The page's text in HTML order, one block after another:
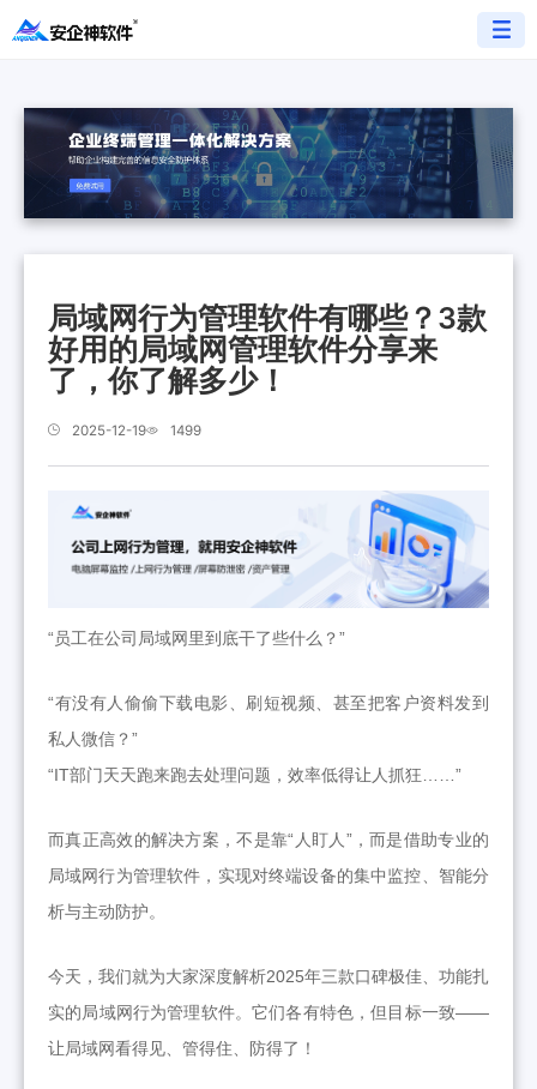
局域网行为管理软件有哪些？3款
好用的局域网管理软件分享来
了，你了解多少！
2025-12-19 1499
“员工在公司局域网里到底干了些什么？”
“有没有人偷偷下载电影、刷短视频、甚至把客户资料发到
私人微信？”
“IT部门天天跑来跑去处理问题，效率低得让人抓狂……”
而真正高效的解决方案，不是靠“人盯人”，而是借助专业的
局域网行为管理软件，实现对终端设备的集中监控、智能分
析与主动防护。
今天，我们就为大家深度解析2025年三款口碑极佳、功能扎
实的局域网行为管理软件。它们各有特色，但目标一致——
让局域网看得见、管得住、防得了！